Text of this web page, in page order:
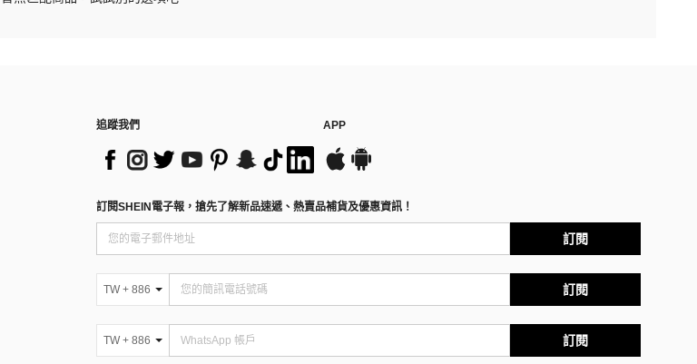
追蹤我們 APP
訂閱SHEIN電子報，搶先了解新品速遞、熱賣品補貨及優惠資訊！
訂閱
TW + 886 訂閱
TW + 886 訂閱